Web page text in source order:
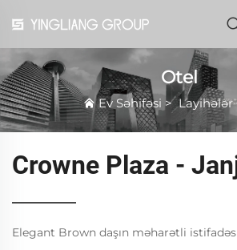
Otel
Ev Səhifəsi >Layihələr
Crowne Plaza -
Elegant Brown daşın məharətli